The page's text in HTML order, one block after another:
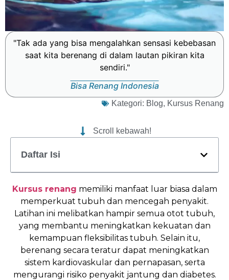
"Tak ada yang bisa mengalahkan sensasi kebebasan
saat kita berenang di dalam lautan pikiran kita
sendiri."
Bisa Renang Indonesia
Kategori: Blog, Kursus Renang
Kursus renang memiliki manfaat luar biasa dalam
memperkuat tubuh dan mencegah penyakit.
Latihan ini melibatkan hampir semua otot tubuh,
yang membantu meningkatkan kekuatan dan
kemampuan fleksibilitas tubuh. Selain itu,
berenang secara teratur dapat meningkatkan
sistem kardiovaskular dan pernapasan, serta
mengurangi risiko penyakit jantung dan diabetes.
Scroll kebawah!
Daftar Isi